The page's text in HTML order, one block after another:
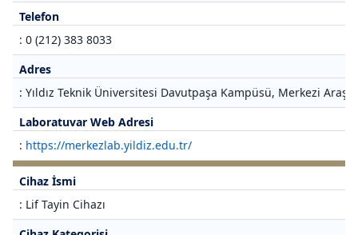
Telefon
: 0 (212) 383 8033
Adres
: Yıldız Teknik Üniversitesi Davutpaşa Kampüsü, Merkezi
Laboratuvar Web Adresi
: https://merkezlab.yildiz.edu.tr/
Cihaz İsmi
: Lif Tayin Cihazı